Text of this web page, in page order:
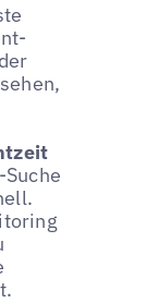
Suche